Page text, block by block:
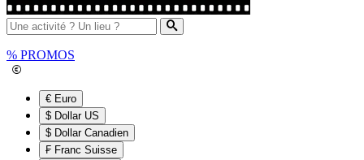
% PROMOS
€ Euro
$ Dollar US
$ Dollar Canadien
₣ Franc Suisse